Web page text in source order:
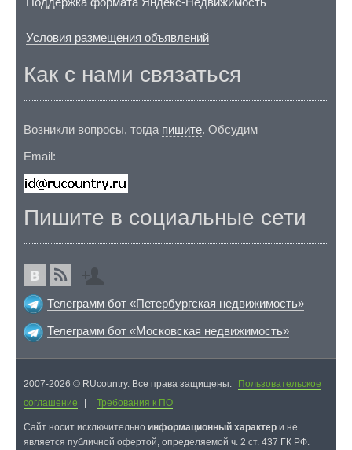
Условия размещения объявлений
Как с нами связаться
Возникли вопросы, тогда пишите. Обсудим
Email:
Пишите в социальные сети
Телеграмм бот «Петербургская недвижимость»
Телеграмм бот «Московская недвижимость»
2007-2026 © RUcountry. Все права защищены.
Пользовательское
соглашение
Требования к ПО
Cайт носит исключительно информационный характер и не
является публичной офертой, определяемой ч. 2 ст. 437 ГК РФ.